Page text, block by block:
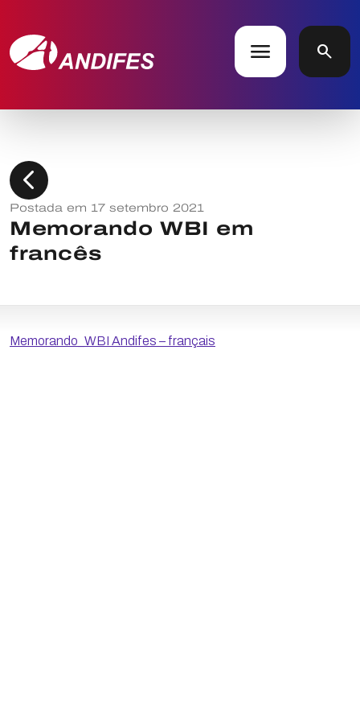
menu search
chevron_left
Postada em 17 setembro 2021
Memorando WBI em
francês
Memorando_WBI Andifes – français